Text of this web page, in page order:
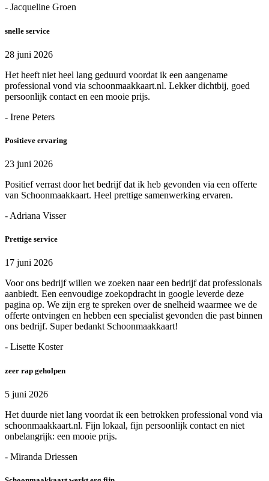
- Jacqueline Groen
snelle service
28 juni 2026
Het heeft niet heel lang geduurd voordat ik een aangename
professional vond via schoonmaakkaart.nl. Lekker dichtbij, goed
persoonlijk contact en een mooie prijs.
- Irene Peters
Positieve ervaring
23 juni 2026
Positief verrast door het bedrijf dat ik heb gevonden via een offerte
van Schoonmaakkaart. Heel prettige samenwerking ervaren.
- Adriana Visser
Prettige service
17 juni 2026
Voor ons bedrijf willen we zoeken naar een bedrijf dat professionals
aanbiedt. Een eenvoudige zoekopdracht in google leverde deze
pagina op. We zijn erg te spreken over de snelheid waarmee we de
offerte ontvingen en hebben een specialist gevonden die past binnen
ons bedrijf. Super bedankt Schoonmaakkaart!
- Lisette Koster
zeer rap geholpen
5 juni 2026
Het duurde niet lang voordat ik een betrokken professional vond via
schoonmaakkaart.nl. Fijn lokaal, fijn persoonlijk contact en niet
onbelangrijk: een mooie prijs.
- Miranda Driessen